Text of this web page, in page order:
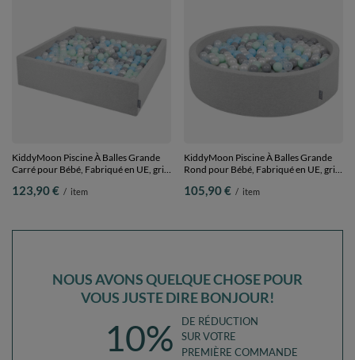
KiddyMoon Piscine À Balles Grande
Carré pour Bébé, Fabriqué en UE, gris
menthe, 120x30cm/300 balles
123,90 € / item
KiddyMoon Piscine À Balles Grande
Rond pour Bébé, Fabriqué en UE, gris
120x30cm/200 balles
105,90 € / item
NOUS AVONS QUELQUE CHOSE POUR
VOUS JUSTE DIRE BONJOUR!
10%
DE RÉDUCTION
SUR VOTRE
PREMIÈRE COMMANDE